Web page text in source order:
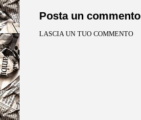
Posta un commento
LASCIA UN TUO COMMENTO